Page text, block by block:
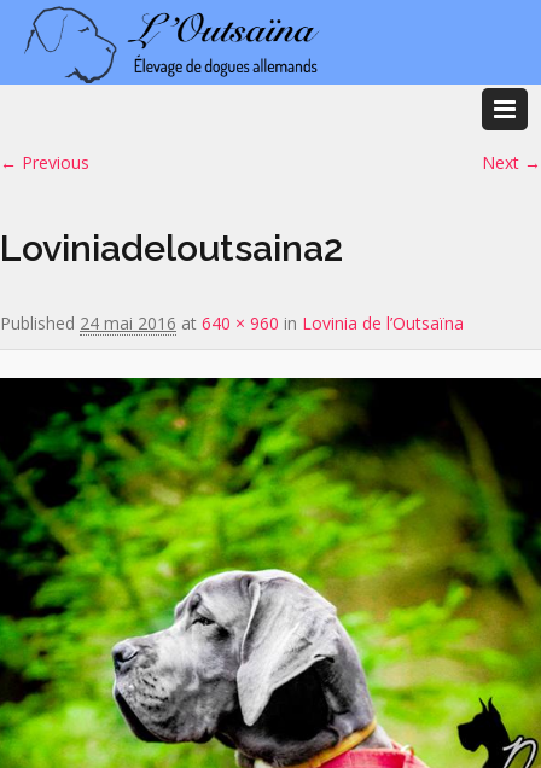
Image navigation
← Previous Next →
Loviniadeloutsaina2
Published 24 mai 2016 at 640 × 960 in Lovinia de l’Outsaïna